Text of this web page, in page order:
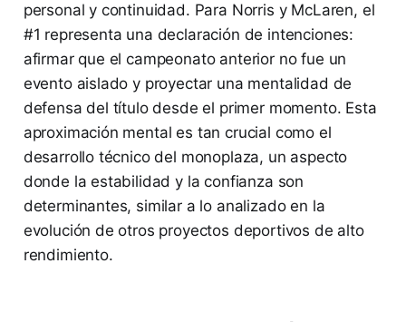
personal y continuidad. Para Norris y McLaren, el
#1 representa una declaración de intenciones:
afirmar que el campeonato anterior no fue un
evento aislado y proyectar una mentalidad de
defensa del título desde el primer momento. Esta
aproximación mental es tan crucial como el
desarrollo técnico del monoplaza, un aspecto
donde la estabilidad y la confianza son
determinantes, similar a lo analizado en la
evolución de otros proyectos deportivos de alto
rendimiento.